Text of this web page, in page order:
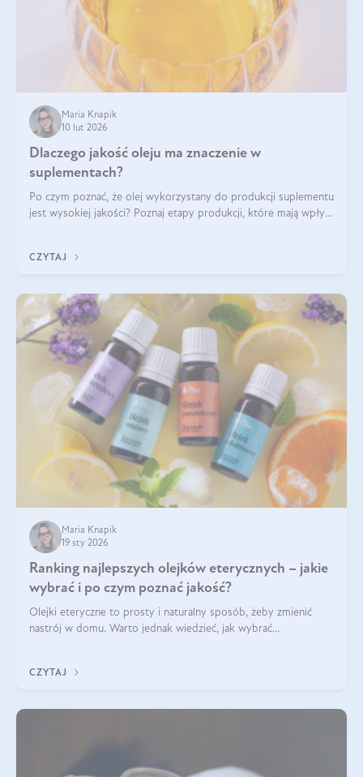
Maria Knapik
10 lut 2026
Dlaczego jakość oleju ma znaczenie w
suplementach?
Po czym poznać, że olej wykorzystany do produkcji suplementu
jest wysokiej jakości? Poznaj etapy produkcji, które mają wpływ
CZYTAJ
Maria Knapik
19 sty 2026
Ranking najlepszych olejków eterycznych – jakie
wybrać i po czym poznać jakość?
Olejki eteryczne to prosty i naturalny sposób, żeby zmienić
nastrój w domu. Warto jednak wiedzieć, jak wybrać
kryteria wyboru!
CZYTAJ